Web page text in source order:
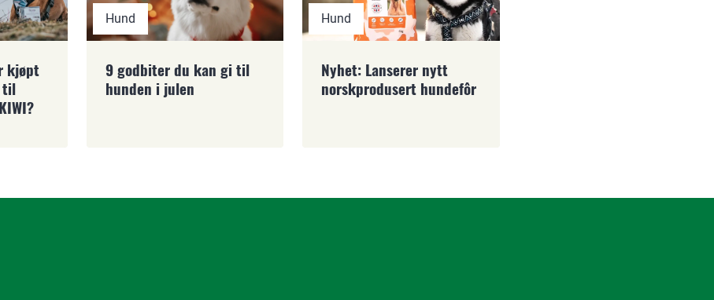
kjøpt
til
Hund
9 godbiter du kan gi til
hunden i julen
Hund
Nyhet: Lanserer nytt
norskprodusert hundefôr